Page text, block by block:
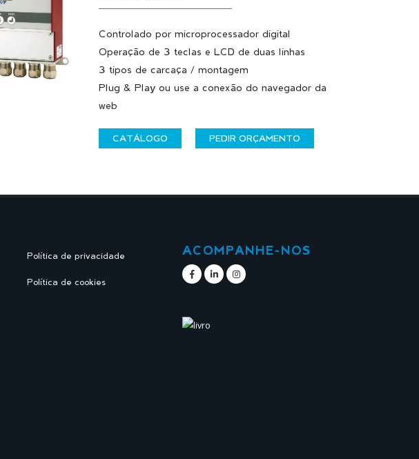
Controlado por microprocessador digital
Operação de 3 teclas e LCD de duas linhas
3 tipos de carcaça / montagem
Plug & Play ou use a conexão do navegador da
web
CATÁLOGO PEDIR ORÇAMENTO
Política de privacidade
Política de cookies
ACOMPANHE-NOS